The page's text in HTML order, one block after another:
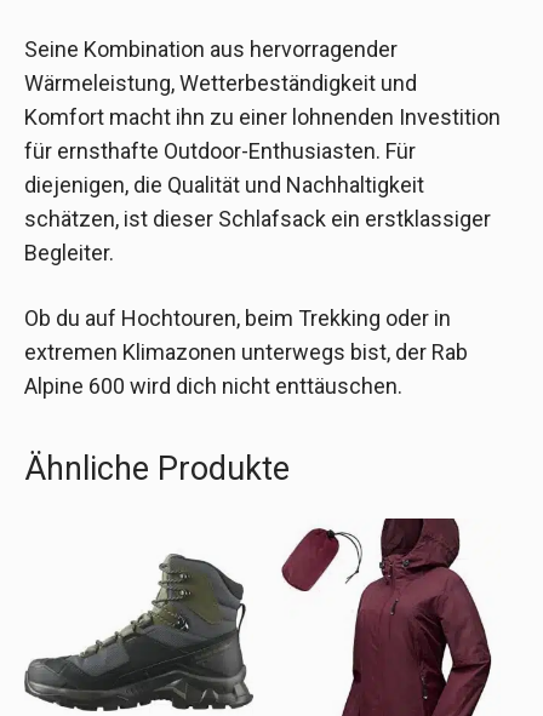
Seine Kombination aus hervorragender
Wärmeleistung, Wetterbeständigkeit und
Komfort macht ihn zu einer lohnenden Investition
für ernsthafte Outdoor-Enthusiasten. Für
diejenigen, die Qualität und Nachhaltigkeit
schätzen, ist dieser Schlafsack ein erstklassiger
Begleiter.
Ob du auf Hochtouren, beim Trekking oder in
extremen Klimazonen unterwegs bist, der Rab
Alpine 600 wird dich nicht enttäuschen.
Ähnliche Produkte